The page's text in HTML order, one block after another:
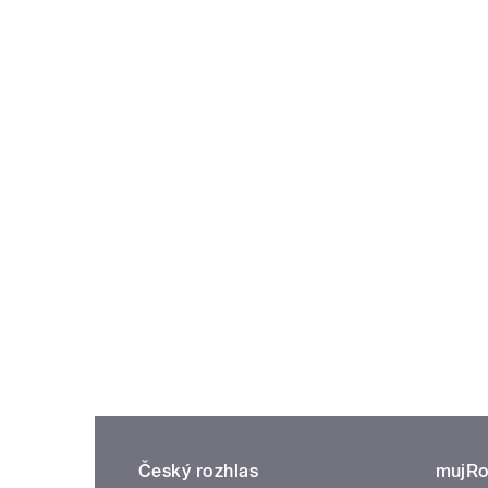
Český rozhlas